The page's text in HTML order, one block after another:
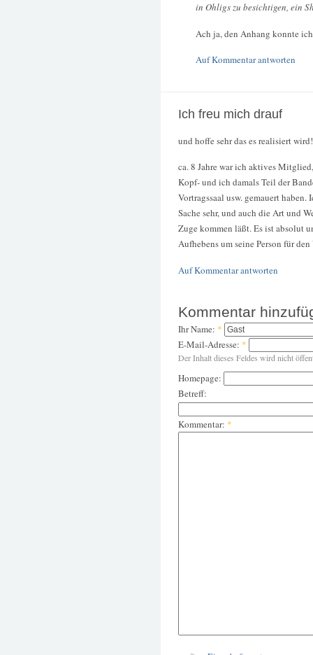
in Ohligs zu besichtigen, ein
Ach ja, den Anhang konnte
Auf Kommentar antworten
Ich freu mich drauf
und hoffe sehr das es realisiert
ca. 8 Jahre war ich aktives
Kopf- und ich damals Teil der
Vortragssaal usw. gemauert
Sache sehr, und auch die Art und
Zuge kommen läßt. Es ist absolut
Aufhebens um seine Person für
Auf Kommentar antworten
Kommentar
Ihr Name: *
E-Mail-Adresse: *
Der Inhalt dieses Feldes wird nicht
Homepage:
Betreff:
Kommentar: *